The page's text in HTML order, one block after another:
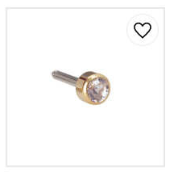
i favoriter Lägg